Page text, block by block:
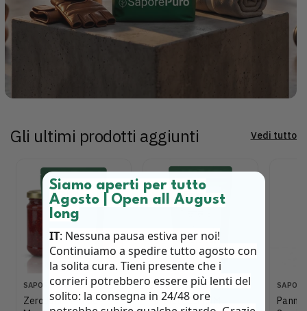
Gli ultimi prodotti aggiunti Vedi tutto
P
r
SAPOREPURO
ZeroJam - Mix per
P
r
SAPOREPURO
HP Metocel K4M -
P
r
Siamo aperti per tutto
Agosto | Open all August
long
IT: Nessuna pausa estiva per noi!
Continuiamo a spedire tutto agosto con
la solita cura. Tieni presente che i
corrieri potrebbero essere più lenti del
solito: la consegna in 24/48 ore